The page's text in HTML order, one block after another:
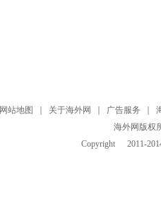
网站地图 关于海外网 广告服务
海外网版权
Copyright
2011-